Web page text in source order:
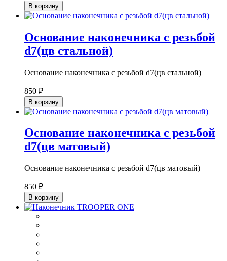
В корзину
Основание наконечника с резьбой
d7(цв стальной)
Основание наконечника с резьбой d7(цв стальной)
850 ₽
В корзину
Основание наконечника с резьбой
d7(цв матовый)
Основание наконечника с резьбой d7(цв матовый)
850 ₽
В корзину